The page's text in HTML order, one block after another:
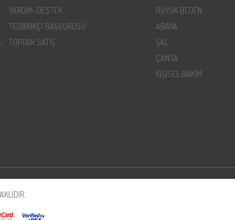
YARDIM-DESTEK
TEDARIKÇI BAŞVURUSU
TOPTAN SATIŞ
BÜYÜK BEDEN
ABAYA
ŞAL
ÇANTA
KİŞİSEL BAKIM